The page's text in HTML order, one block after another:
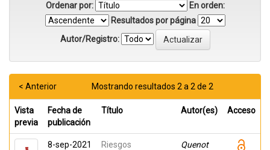
Ordenar por:
En orden:
Resultados por página
Autor/Registro:
Mostrando resultados 2 a 2 de 2
< Anterior
Vista
previa
Fecha de
publicación
Título Autor(es) Acceso
8-sep-2021
Riesgos
Quenot